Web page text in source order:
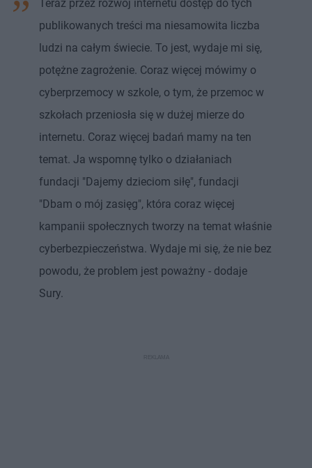
Teraz przez rozwój internetu dostęp do tych
publikowanych treści ma niesamowita liczba
ludzi na całym świecie. To jest, wydaje mi się,
potężne zagrożenie. Coraz więcej mówimy o
cyberprzemocy w szkole, o tym, że przemoc w
szkołach przeniosła się w dużej mierze do
internetu. Coraz więcej badań mamy na ten
temat. Ja wspomnę tylko o działaniach
fundacji "Dajemy dzieciom siłę", fundacji
"Dbam o mój zasięg", która coraz więcej
kampanii społecznych tworzy na temat właśnie
cyberbezpieczeństwa. Wydaje mi się, że nie bez
powodu, że problem jest poważny - dodaje
Sury.